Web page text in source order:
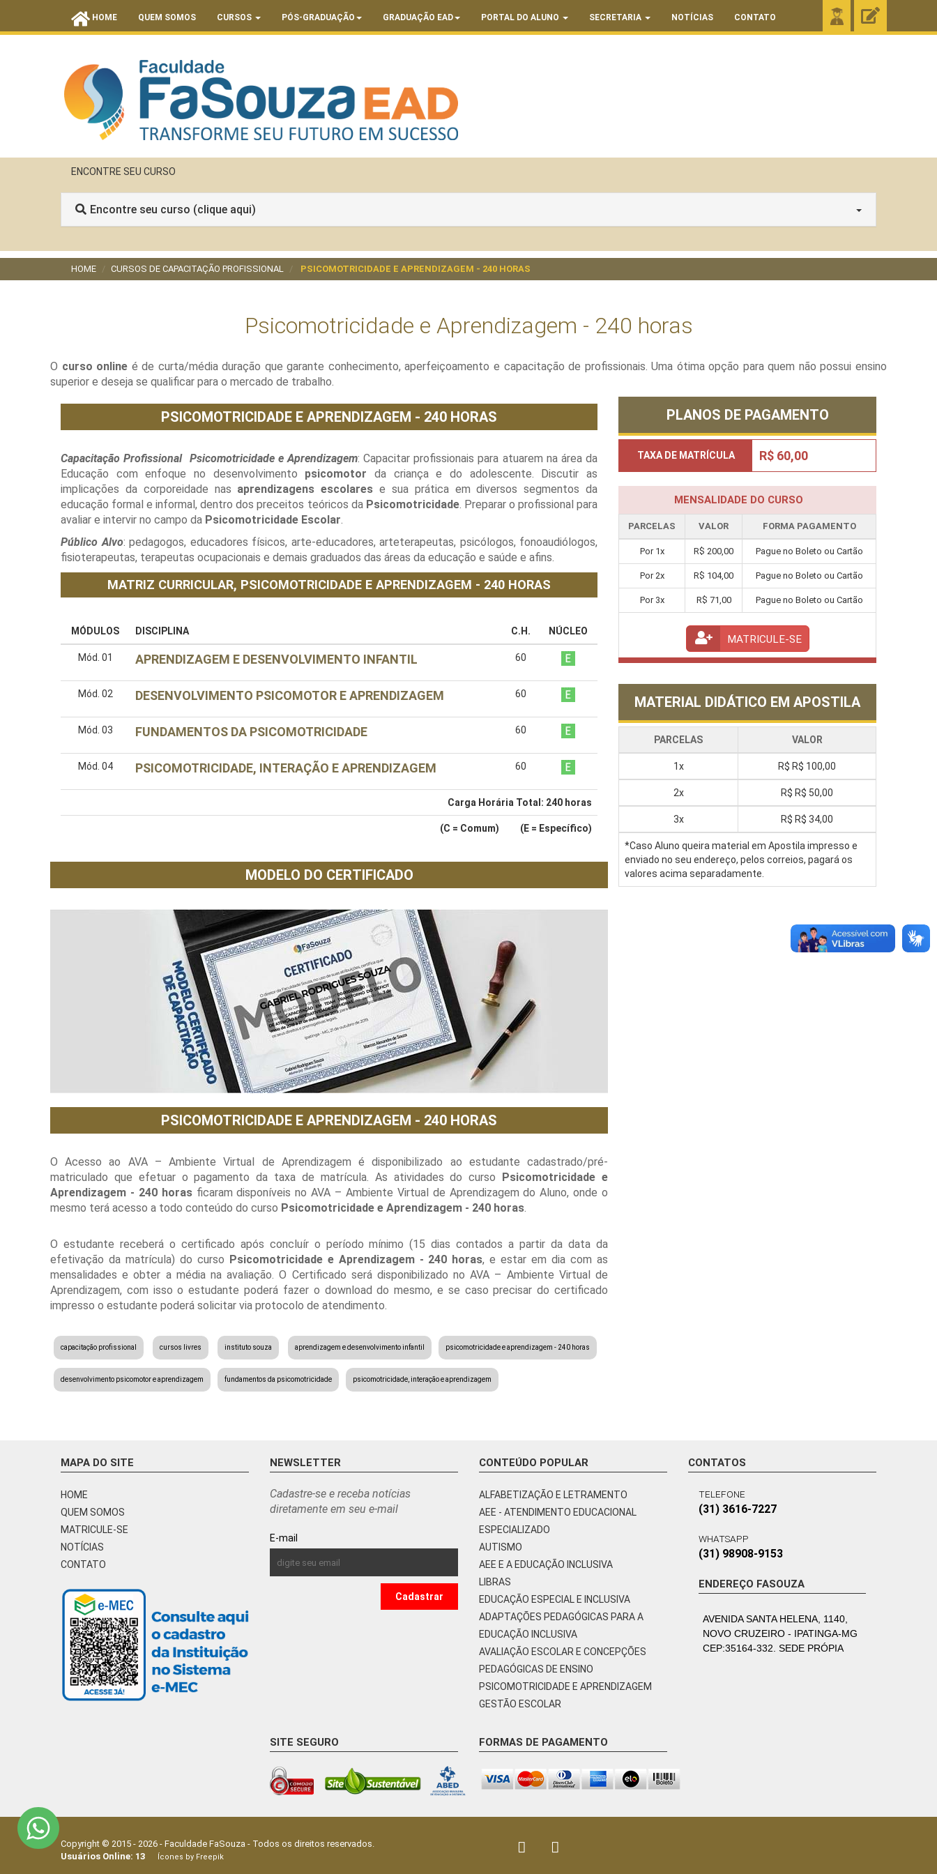
HOME QUEM SOMOS CURSOS PÓS-GRADUAÇÃO GRADUAÇÃO EAD PORTAL DO ALUNO SECRETARIA NOTÍCIAS CONTATO
ENCONTRE SEU CURSO
Encontre seu curso (clique aqui)
HOME CURSOS DE CAPACITAÇÃO PROFISSIONAL PSICOMOTRICIDADE E APRENDIZAGEM - 240 HORAS
Psicomotricidade e Aprendizagem - 240 horas
O curso online é de curta/média duração que garante conhecimento, aperfeiçoamento e capacitação de profissionais. Uma ótima opção para quem não possui ensino
superior e deseja se qualificar para o mercado de trabalho.
PSICOMOTRICIDADE E APRENDIZAGEM - 240 HORAS
Capacitação Profissional Psicomotricidade e Aprendizagem: Capacitar profissionais para atuarem na área da
Educação com enfoque no desenvolvimento psicomotor da criança e do adolescente. Discutir as
implicações da corporeidade nas aprendizagens escolares e sua prática em diversos segmentos da
educação formal e informal, dentro dos preceitos teóricos da Psicomotricidade. Preparar o profissional para
avaliar e intervir no campo da Psicomotricidade Escolar.
Público Alvo: pedagogos, educadores físicos, arte-educadores, arteterapeutas, psicólogos, fonoaudiólogos,
fisioterapeutas, terapeutas ocupacionais e demais graduados das áreas da educação e saúde e afins.
MATRIZ CURRICULAR, PSICOMOTRICIDADE E APRENDIZAGEM - 240 HORAS
MÓDULOS DISCIPLINA C.H. NÚCLEO
Mód. 01 APRENDIZAGEM E DESENVOLVIMENTO INFANTIL 60
Mód. 02 DESENVOLVIMENTO PSICOMOTOR E APRENDIZAGEM 60
Mód. 03 FUNDAMENTOS DA PSICOMOTRICIDADE 60
Mód. 04 PSICOMOTRICIDADE, INTERAÇÃO E APRENDIZAGEM 60
Carga Horária Total: 240 horas
(C = Comum) (E = Específico)
MODELO DO CERTIFICADO
PSICOMOTRICIDADE E APRENDIZAGEM - 240 HORAS
O Acesso ao AVA – Ambiente Virtual de Aprendizagem é disponibilizado ao estudante cadastrado/pré-
matriculado que efetuar o pagamento da taxa de matrícula. As atividades do curso Psicomotricidade e
Aprendizagem - 240 horasficaram disponíveis no AVA – Ambiente Virtual de Aprendizagem do Aluno, onde o
mesmo terá acesso a todo conteúdo do curso Psicomotricidade e Aprendizagem - 240 horas.
O estudante receberá o certificado após concluír o período mínimo (15 dias contados a partir da data da
efetivação da matrícula) do curso Psicomotricidade e Aprendizagem - 240 horas, e estar em dia com as
mensalidades e obter a média na avaliação. O Certificado será disponibilizado no AVA – Ambiente Virtual de
Aprendizagem, com isso o estudante poderá fazer o download do mesmo, e se caso precisar do certificado
impresso o estudante poderá solicitar via protocolo de atendimento.
capacitação profissional cursos livres instituto souza aprendizagem e desenvolvimento infantil psicomotricidade e aprendizagem - 240 horas
desenvolvimento psicomotor e aprendizagem fundamentos da psicomotricidade psicomotricidade, interação e aprendizagem
PLANOS DE PAGAMENTO
TAXA DE MATRÍCULA R$ 60,00
MENSALIDADE DO CURSO
PARCELAS VALOR FORMA PAGAMENTO
Por 1x R$ 200,00 Pague no Boleto ou Cartão
Por 2x R$ 104,00 Pague no Boleto ou Cartão
Por 3x R$ 71,00 Pague no Boleto ou Cartão
MATRICULE-SE
MATERIAL DIDÁTICO EM APOSTILA
PARCELAS VALOR
1x R$ R$ 100,00
2x R$ R$ 50,00
3x R$ R$ 34,00
*Caso Aluno queira material em Apostila impresso e
enviado no seu endereço, pelos correios, pagará os
valores acima separadamente.
MAPA DO SITE
HOME
QUEM SOMOS
MATRICULE-SE
NOTÍCIAS
CONTATO
NEWSLETTER
Cadastre-se e receba notícias
diretamente em seu e-mail
E-mail
CONTEÚDO POPULAR
ALFABETIZAÇÃO E LETRAMENTO
AEE - ATENDIMENTO EDUCACIONAL
ESPECIALIZADO
AUTISMO
AEE E A EDUCAÇÃO INCLUSIVA
LIBRAS
EDUCAÇÃO ESPECIAL E INCLUSIVA
ADAPTAÇÕES PEDAGÓGICAS PARA A
EDUCAÇÃO INCLUSIVA
AVALIAÇÃO ESCOLAR E CONCEPÇÕES
PEDAGÓGICAS DE ENSINO
PSICOMOTRICIDADE E APRENDIZAGEM
GESTÃO ESCOLAR
CONTATOS
TELEFONE
(31) 3616-7227
WHATSAPP
(31) 98908-9153
ENDEREÇO FASOUZA
AVENIDA SANTA HELENA, 1140,
NOVO CRUZEIRO - IPATINGA-MG
CEP:35164-332. SEDE PRÓPIA
SITE SEGURO FORMAS DE PAGAMENTO
Copyright © 2015 - 2026 - Faculdade FaSouza - Todos os direitos reservados.
Usuários Online: 13 Ícones by Freepik